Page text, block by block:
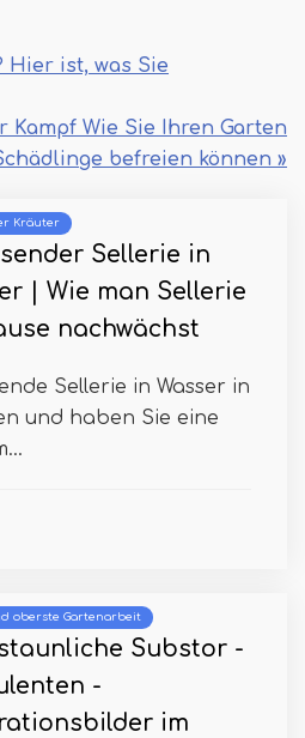
Hier ist, was Sie
Kampf Wie Sie Ihren Garten
befreien können »
Kräuter
Sellerie in
| Wie man Sellerie
nachwächst
Sellerie in Wasser in
und haben Sie eine
oberste Gartenarbeit
Substor -
-
im